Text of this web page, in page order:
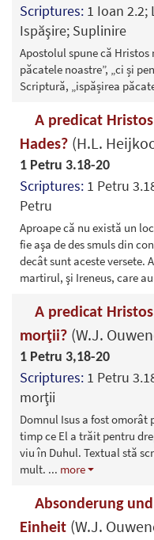
Scriptures: 1 Ioan
Ispăşire; Suplinire
Apostolul spune că Hristos
păcatele noastre”, „ci și
Scriptură, „ispășirea
A predicat
Hades? (H.L.
1 Petru 3.18-20
Scriptures: 1 Petru
Petru
Aproape că nu există un
fie aşa de des smuls din
decât sunt aceste versete.
martirul, şi Ireneus, care au
A predicat
morţii? (W.J.
1 Petru 3,18-20
Scriptures: 1 Petru
morţii
Domnul Isus a fost
timp ce El a trăit pentru
viu în Duhul. Textual stă
mult. ... more
Absonderung
Einheit (W.J.